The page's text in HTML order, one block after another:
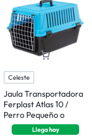
Celeste
Jaula Transportadora
Ferplast Atlas 10 /
Perro Pequeño o
Gatos
Llegahoy